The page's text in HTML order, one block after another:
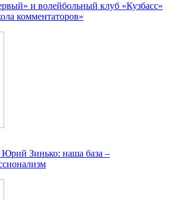
и волейбольный клуб «Кузбасс»
комментаторов»
Юрий Зинько: наша база –